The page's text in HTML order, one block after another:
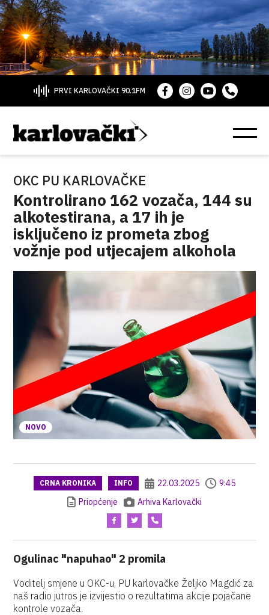
PRVI KARLOVAČKI 90.1FM
OKC PU KARLOVAČKE
Kontrolirano 162 vozača, 144 su
alkotestirana, a 17 ih je
isključeno iz prometa zbog
vožnje pod utjecajem alkohola
NOVO
CRNA KRONIKA INFO 22.03.2025
9:45
Priopćenje
Arhiva Karlovački
Ogulinac "napuhao" 2 promila
Voditelj smjene u OKC-u, PU karlovačke Željko Magdić za
naš radio jutros je izvijestio o rezultatima akcije pojačane
kontrole vozača.